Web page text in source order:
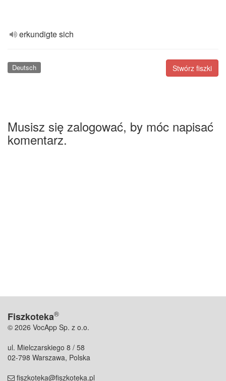
erkundigte sich
Stwórz fiszki
Deutsch
Musisz się zalogować, by móc napisać
komentarz.
Fiszkoteka®
© 2026 VocApp Sp. z o.o.
ul. Mielczarskiego 8 / 58
02-798 Warszawa, Polska
fiszkoteka@fiszkoteka.pl